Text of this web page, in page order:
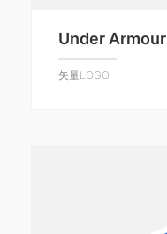
Under Armour
矢量LOGO